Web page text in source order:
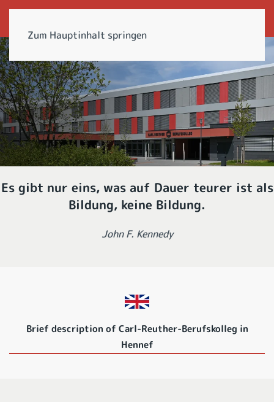
Zum Hauptinhalt springen
Es gibt nur eins, was auf Dauer teurer ist als
Bildung, keine Bildung.
John F. Kennedy
Brief description of Carl-Reuther-Berufskolleg in
Hennef